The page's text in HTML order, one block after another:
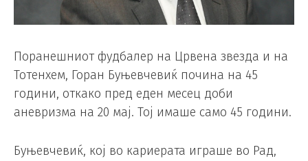
Поранешниот фудбалер на Црвена звезда и на
Тотенхем, Горан Буњевчевиќ почина на 45
години, откако пред еден месец доби
аневризма на 20 мај. Тој имаше само 45 години.
Буњевчевиќ, кој во кариерата играше во Рад,